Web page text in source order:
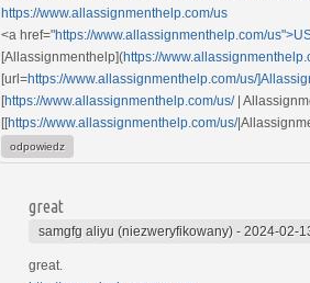
https://www.allassignmenthelp.com/us
<a href="https://www.allassignmenthelp.com/
[Allassignmenthelp](https://
[url=https://www.allassignmenthelp.com/us/
[https://www.allassignmenthelp.com/us/|
[[https://www.allassignmenthelp.com/us/
odpowiedz
great
samgfg aliyu (niezweryfikowany) - 2024-02-
great.